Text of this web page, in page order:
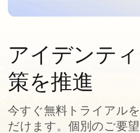
アイデンテ
策を推進
今すぐ無料トライアル
だけます。個別のご要